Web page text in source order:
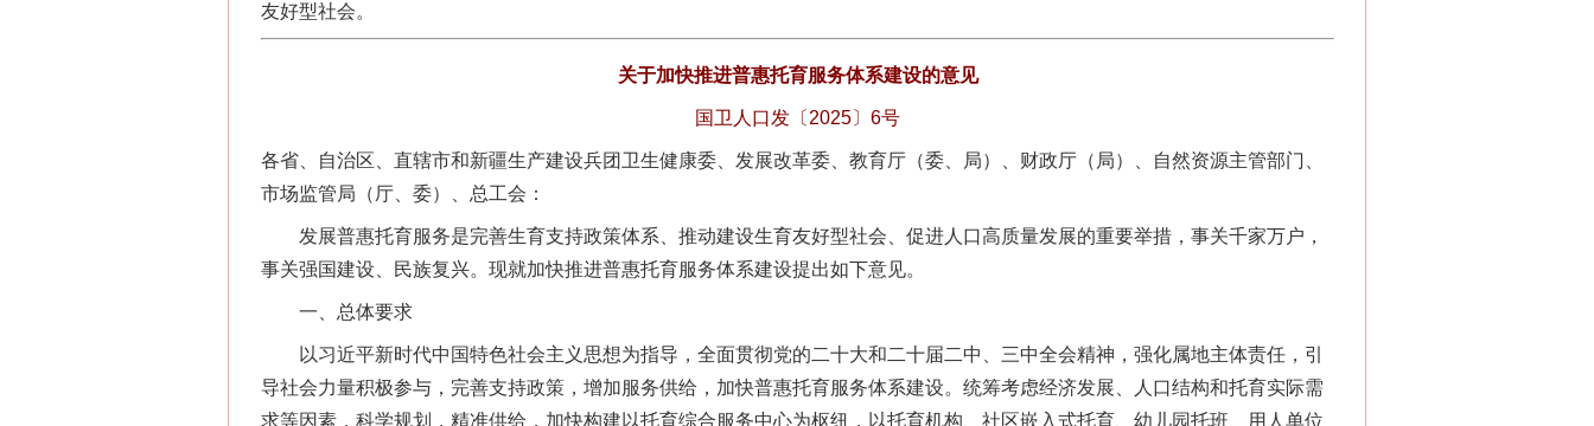
友好型社会。
关于加快推进普惠托育服务体系建设的意见
国卫人口发〔2025〕6号
各省、自治区、直辖市和新疆生产建设兵团卫生健康委、发展改革委、教育厅（委、局）、财政厅（局）、自然资源主管部门、
市场监管局（厅、委）、总工会：
发展普惠托育服务是完善生育支持政策体系、推动建设生育友好型社会、促进人口高质量发展的重要举措，事关千家万户，
事关强国建设、民族复兴。现就加快推进普惠托育服务体系建设提出如下意见。
一、总体要求
以习近平新时代中国特色社会主义思想为指导，全面贯彻党的二十大和二十届二中、三中全会精神，强化属地主体责任，引
导社会力量积极参与，完善支持政策，增加服务供给，加快普惠托育服务体系建设。统筹考虑经济发展、人口结构和托育实际需
求等因素，科学规划，精准供给，加快构建以托育综合服务中心为枢纽，以托育机构、社区嵌入式托育、幼儿园托班、用人单位